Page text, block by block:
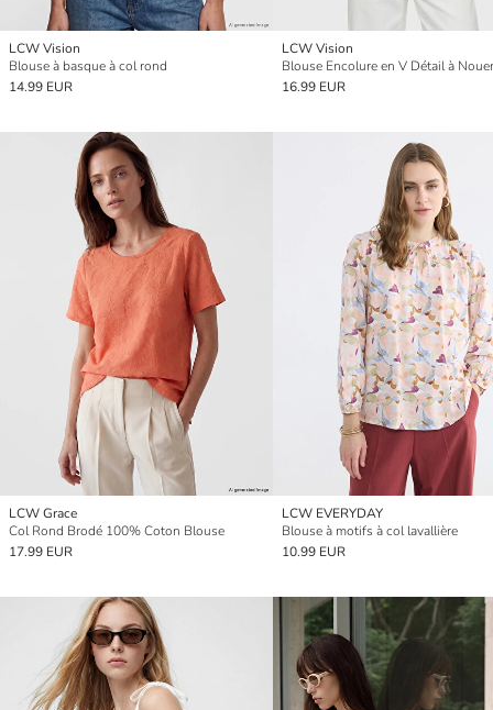
LCW Vision
Blouse à basque à col rond
14.99 EUR
LCW Vision
Blouse Encolure en V Détail à Nouer
16.99 EUR
LCW Grace
Col Rond Brodé 100% Coton Blouse
17.99 EUR
LCW EVERYDAY
Blouse à motifs à col lavallière
10.99 EUR